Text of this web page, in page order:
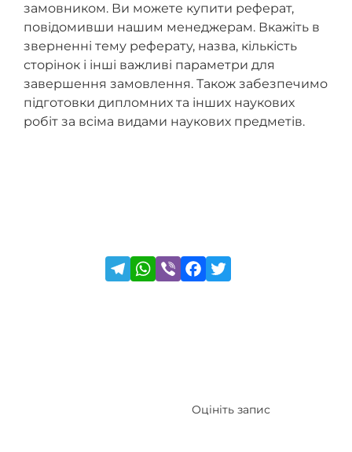
замовником. Ви можете купити реферат,
повідомивши нашим менеджерам. Вкажіть в
зверненні тему реферату, назва, кількість
сторінок і інші важливі параметри для
завершення замовлення. Також забезпечимо
підготовки дипломних та інших наукових
робіт за всіма видами наукових предметів.
Оцініть запис